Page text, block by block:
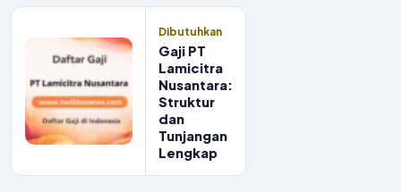
Dibutuhkan
Gaji PT
Lamicitra
Nusantara:
Struktur
dan
Tunjangan
Lengkap